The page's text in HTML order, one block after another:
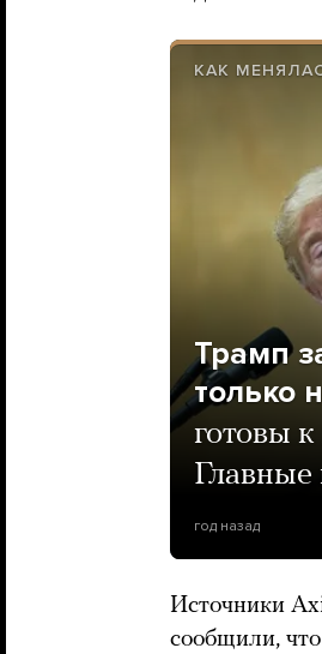
КАК
Трамп
только
готовы
Главные
год назад
Источники
сообщили,